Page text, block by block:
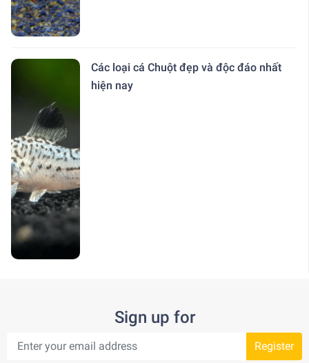
Các loại cá Chuột đẹp và độc đáo nhất
hiện nay
Sign up for
Register